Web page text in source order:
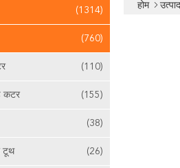
(1314)
(760)
(110)
कटर (155)
(38)
टूथ (26)
होम उत्पाद